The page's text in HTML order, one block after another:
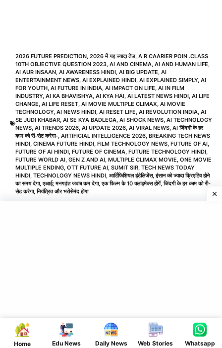
Home Edu News Daily News Web Stories Whatsapp
2026 FUTURE PREDICTION, 2026 में यह ज्यादा तेज, A R CAARIER POIN .CLASS
10TH OBJECTIVE QUESTION 2023, AI AND CINEMA, AI AND HUMAN LIFE,
AI AUR INSAAN, AI AWARENESS HINDI, AI BIG UPDATE, AI
ENTERTAINMENT NEWS, AI EXPLAINED HINDI, AI EXPLAINED SIMPLY, AI
FOR YOUTH, AI FUTURE IN INDIA, AI IMPACT ON LIFE, AI IN FILM
INDUSTRY, AI KA BHAVISHYA, AI KYA HAI, AI LATEST NEWS HINDI, AI LIFE
CHANGE, AI LIFE RESET, AI MOVIE MULTIPLE CLIMAX, AI MOVIE
TECHNOLOGY, AI NEWS HINDI, AI RESET LIFE, AI REVOLUTION INDIA, AI
SE JUDI KHABAR, AI SE KYA BADLEGA, AI SHOCK NEWS, AI TECHNOLOGY
NEWS, AI TRENDS 2026, AI UPDATE 2026, AI VIRAL NEWS, AI जिंदगी के हर
काम को री-सेट करेगा-, ARTIFICIAL INTELLIGENCE 2026, BREAKING TECH NEWS
HINDI, CINEMA FUTURE HINDI, FILM TECHNOLOGY NEWS, FUTURE OF AI,
FUTURE OF AI HINDI, FUTURE OF CINEMA, FUTURE TECHNOLOGY HINDI,
FUTURE WORLD AI, GEN Z AND AI, MULTIPLE CLIMAX MOVIE, ONE MOVIE
MULTIPLE ENDING, OTT FUTURE AI, SUMIT SIR, TECH NEWS TODAY
HINDI, TECHNOLOGY NEWS HINDI, आर्टिफिशियल इंटेलिजेंस,इंसान को ज्यादा क्रिएटिव होने
का समय देगा,एआई; मनगढ़ंत जवाब कम देगा,एक फिल्म के 10 क्लाइमेक्स होगें,जिंदगी के हर काम को री-
सेट करेगा,नियंत्रित और भरोसेमंद होगा